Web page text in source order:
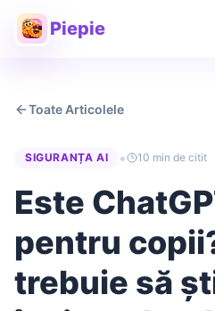
Piepie
Toate Articolele
SIGURANȚA AI • 10 min de citit
Este
pentru
trebuie să